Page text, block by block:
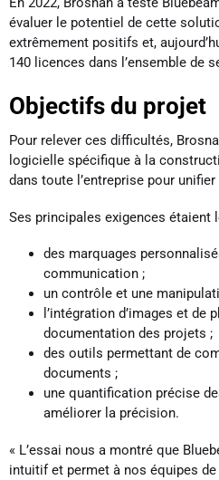
évaluer le potentiel de cette
extrêmement positifs et,
140 licences dans l’ensemble de
Objectifs du projet
Pour relever ces difficultés,
logicielle spécifique à la
dans toute l’entreprise pour
Ses principales exigences étaient
des marquages
communication ;
un contrôle et une
l’intégration d’images et de
documentation des projets ;
des outils permettant de
documents ;
une quantification précise
améliorer la précision.
« L’essai nous a montré que
intuitif et permet à nos équipes